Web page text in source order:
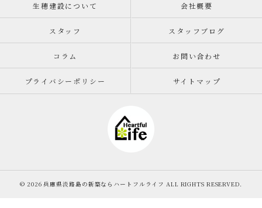
生穂建設について 会社概要
スタッフ スタッフブログ
コラム お問い合わせ
プライバシーポリシー サイトマップ
© 2026 兵庫県淡路島の新築ならハートフルライフ ALL RIGHTS RESERVED.